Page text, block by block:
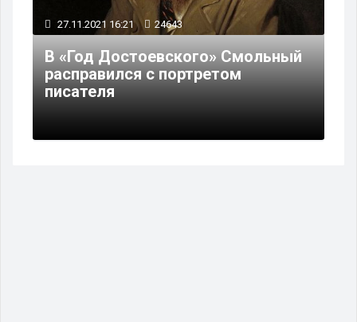
27.11.2021 16:21 24643
В «Год Достоевского» Смольный
расправился с портретом
писателя